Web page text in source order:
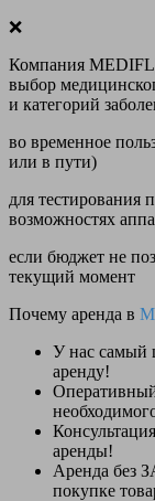
❌
Компания
выбор
и категорий
во временное
или в пути)
для тестирования
возможностях
если бюджет не
текущий момент
Почему аренда в
У нас самый
аренду!
аренды!
Аренда без
покупке